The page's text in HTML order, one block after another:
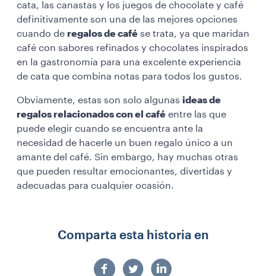
cata, las canastas y los juegos de chocolate y café
definitivamente son una de las mejores opciones
cuando de regalos de café se trata, ya que maridan
café con sabores refinados y chocolates inspirados
en la gastronomía para una excelente experiencia
de cata que combina notas para todos los gustos.
Obviamente, estas son solo algunas ideas de
regalos relacionados con el café entre las que
puede elegir cuando se encuentra ante la
necesidad de hacerle un buen regalo único a un
amante del café. Sin embargo, hay muchas otras
que pueden resultar emocionantes, divertidas y
adecuadas para cualquier ocasión.
Comparta esta historia en